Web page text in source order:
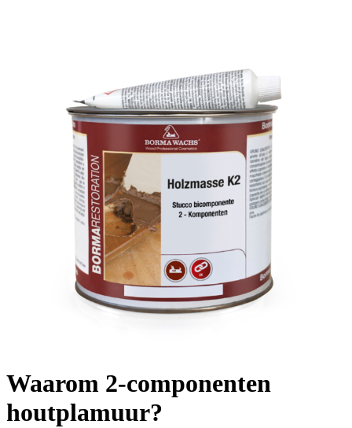
Waarom 2-componenten
houtplamuur?